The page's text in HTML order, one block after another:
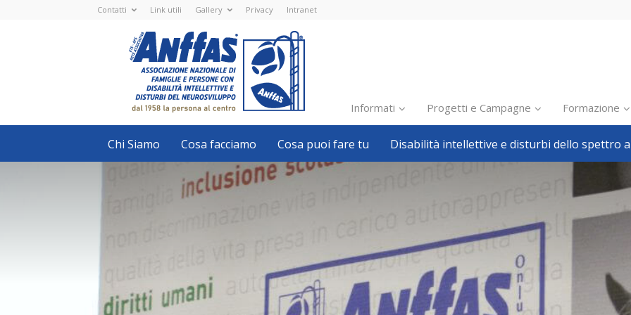
Contatti Link utili Gallery Privacy Intranet
Nazionale
ETS
-
APS
Associazione
Nazionale
di
Famiglie
e
con
disabilità
intellettive
neurosviluppo
Informati
Inclusione scolastica
Inclusione lavorativa
Politiche sociali
Pillole
Formazione
Avvisi, bandi
Welfare locale
Progetti e Campagne Formazione
Chi Siamo Cosa facciamo Cosa puoi fare tu Disabilità intellettive e disturbi dello spettro